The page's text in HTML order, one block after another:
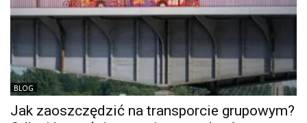
BLOG
Jak zaoszczędzić na transporcie grupowym?